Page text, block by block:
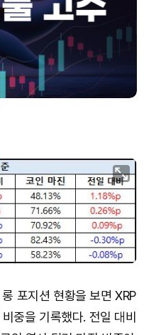
포지션 현황을 보면 XRP
중을 기록했다. 전일 대비